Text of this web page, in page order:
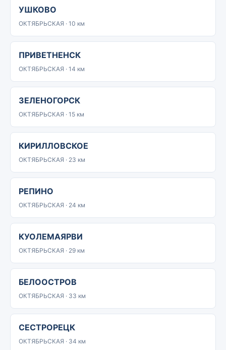
УШКОВО
ОКТЯБРЬСКАЯ · 10 км
ПРИВЕТНЕНСК
ОКТЯБРЬСКАЯ · 14 км
ЗЕЛЕНОГОРСК
ОКТЯБРЬСКАЯ · 15 км
КИРИЛЛОВСКОЕ
ОКТЯБРЬСКАЯ · 23 км
РЕПИНО
ОКТЯБРЬСКАЯ · 24 км
КУОЛЕМАЯРВИ
ОКТЯБРЬСКАЯ · 29 км
БЕЛООСТРОВ
ОКТЯБРЬСКАЯ · 33 км
СЕСТРОРЕЦК
ОКТЯБРЬСКАЯ · 34 км